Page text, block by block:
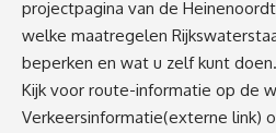
projectpagina van de
welke maatregelen
beperken en wat u zelf kunt doen.
Kijk voor route-informatie op de
Verkeersinformatie(externe link)